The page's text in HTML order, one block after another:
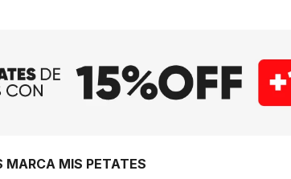
MARCA MIS PETATES